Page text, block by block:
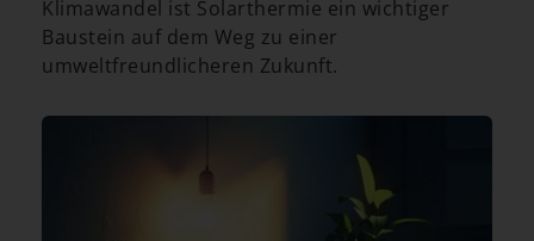
Klimawandel ist Solarthermie ein wichtiger
Baustein auf dem Weg zu einer
umweltfreundlicheren Zukunft.